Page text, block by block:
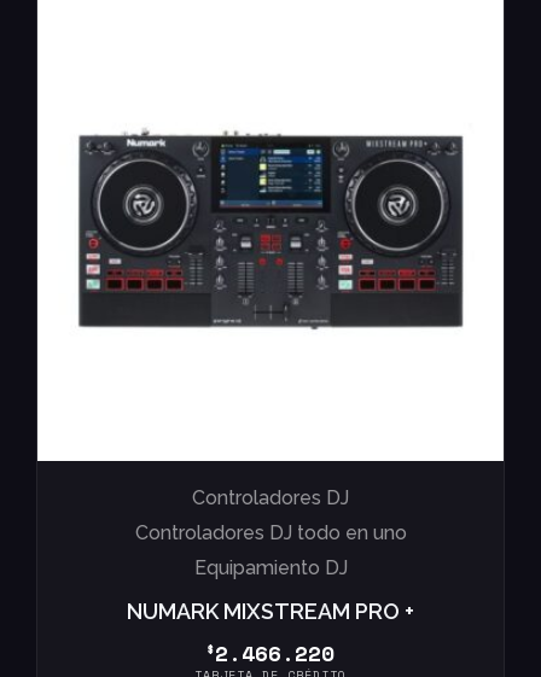
Controladores DJ
Controladores DJ todo en uno
Equipamiento DJ
NUMARK MIXSTREAM PRO +
$2.466.220